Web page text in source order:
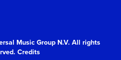
Music Group N.V. All rights
Credits